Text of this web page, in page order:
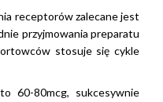
receptorów zalecane jest
przyjmowania preparatu
stosuje się cykle
60-80mcg, sukcesywnie